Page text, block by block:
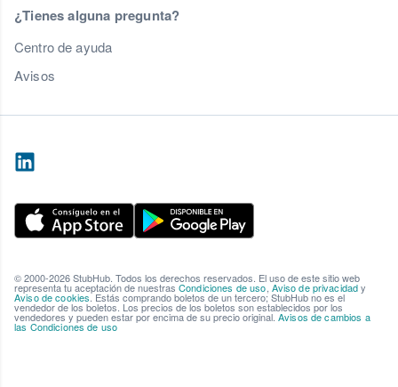
¿Tienes alguna pregunta?
Centro de ayuda
Avisos
© 2000-2026 StubHub. Todos los derechos reservados. El uso de este sitio web
representa tu aceptación de nuestras Condiciones de uso Aviso de privacidady
Aviso de cookies. Estás comprando boletos de un tercero; StubHub no es el
vendedor de los boletos. Los precios de los boletos son establecidos por los
vendedores y pueden estar por encima de su precio original. Avisos de cambios a
las Condiciones de uso